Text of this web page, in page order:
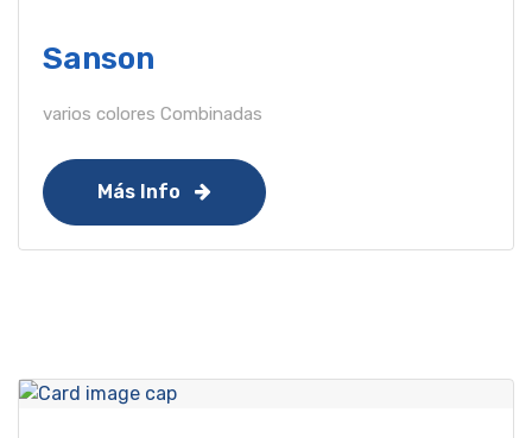
Sanson
varios colores Combinadas
Más Info